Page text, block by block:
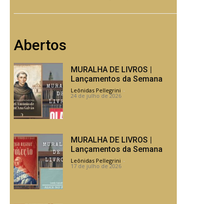
Abertos
MURALHA DE LIVROS |
Lançamentos da Semana
Leônidas Pellegrini -
24 de julho de 2026
MURALHA DE LIVROS |
Lançamentos da Semana
Leônidas Pellegrini -
17 de julho de 2026